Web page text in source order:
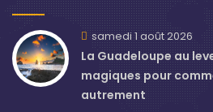
samedi 1 août 2026
La Guadeloupe au
magiques pour
autrement